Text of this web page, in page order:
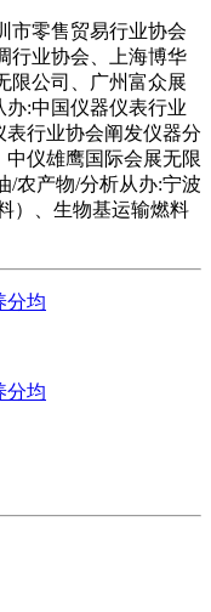
零售贸易行业协会
行业协会、上海博华
限公司、广州富众展
:中国仪器仪表行业
行业协会阐发仪器分
仪雄鹰国际会展无限
/农产物/分析从办:宁波
）、生物基运输燃料
分均
分均